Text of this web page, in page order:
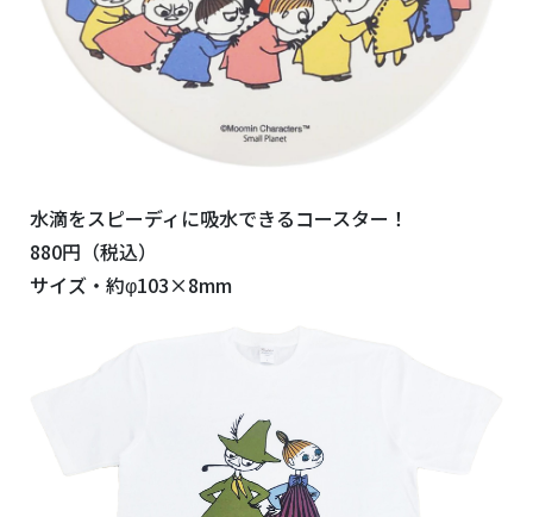
水滴をスピーディに吸水できるコースター！
880円（税込）
サイズ・約φ103×8mm